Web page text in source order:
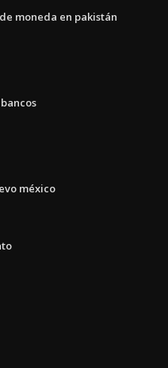
moneda en pakistán
méxico